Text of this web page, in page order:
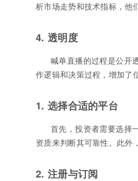
析市场走势和技术指标，他
4. 透明度
喊单直播的过程是公开
作逻辑和决策过程，增加了
1. 选择合适的平台
首先，投资者需要选择
资质来判断其可靠性。此外
2. 注册与订阅